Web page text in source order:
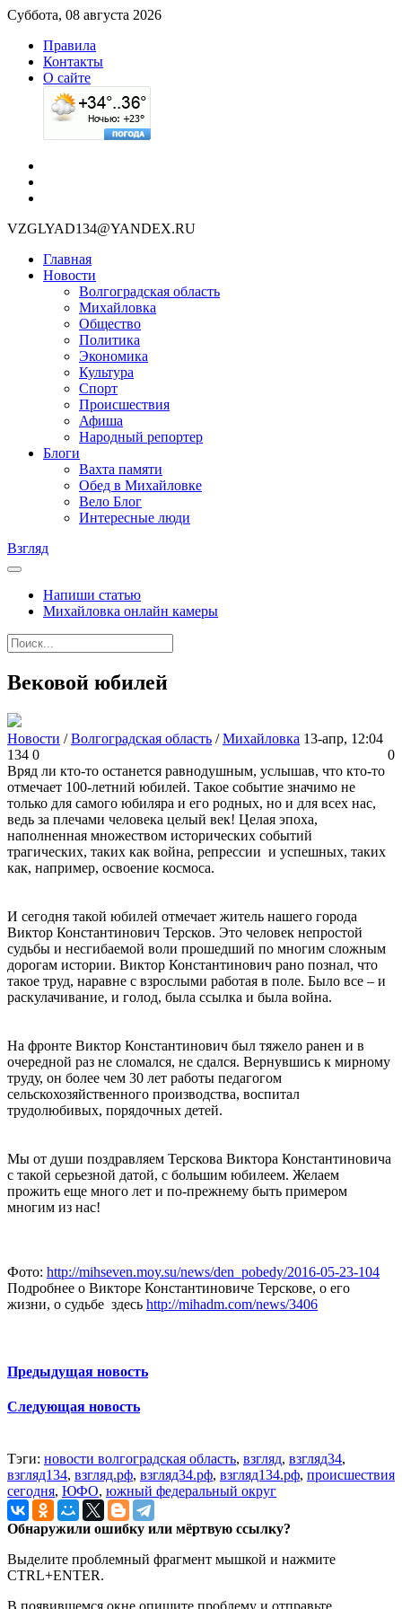
Суббота, 08 августа 2026
Правила
Контакты
О сайте
VZGLYAD134@YANDEX.RU
Главная
Новости
Волгоградская область
Михайловка
Общество
Политика
Экономика
Культура
Спорт
Происшествия
Афиша
Народный репортер
Блоги
Вахта памяти
Обед в Михайловке
Вело Блог
Интересные люди
Взгляд
Напиши статью
Михайловка онлайн камеры
Вековой юбилей
Новости /Волгоградская область /Михайловка 13-апр, 12:04
134 0
0
Вряд ли кто-то останется равнодушным, услышав, что кто-то
отмечает 100-летний юбилей. Такое событие значимо не
только для самого юбиляра и его родных, но и для всех нас,
ведь за плечами человека целый век! Целая эпоха,
наполненная множеством исторических событий
трагических, таких как война, репрессии и успешных, таких
как, например, освоение космоса.
И сегодня такой юбилей отмечает житель нашего города
Виктор Константинович Терсков. Это человек непростой
судьбы и несгибаемой воли прошедший по многим сложным
дорогам истории. Виктор Константинович рано познал, что
такое труд, наравне с взрослыми работая в поле. Было все – и
раскулачивание, и голод, была ссылка и была война.
На фронте Виктор Константинович был тяжело ранен и в
очередной раз не сломался, не сдался. Вернувшись к мирному
труду, он более чем 30 лет работы педагогом
сельскохозяйственного производства, воспитал
трудолюбивых, порядочных детей.
Мы от души поздравляем Терскова Виктора Константиновича
с такой серьезной датой, с большим юбилеем. Желаем
прожить еще много лет и по-прежнему быть примером
многим из нас!
Фото: http://mihseven.moy.su/news/den_pobedy/2016-05-23-104
Подробнее о Викторе Константиновиче Терскове, о его
жизни, о судьбе здесь http://mihadm.com/news/3406
Предыдущая новость
Следующая новость
Тэги: новости волгоградская область, взгляд, взгляд34,
взгляд134, взгляд.рф, взгляд34.рф, взгляд134.рф, происшествия
сегодня, ЮФО, южный федеральный округ
Обнаружили ошибку или мёртвую ссылку?
Выделите проблемный фрагмент мышкой и нажмите
CTRL+ENTER.
В появившемся окне опишите проблему и отправьте